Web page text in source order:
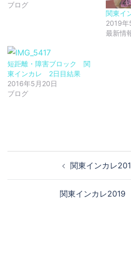
ブログ
関東イ
2019年
最新情
短距離・障害ブロック 関
東インカレ 2日目結果
2016年5月20日
ブログ
関東インカレ
関東インカレ